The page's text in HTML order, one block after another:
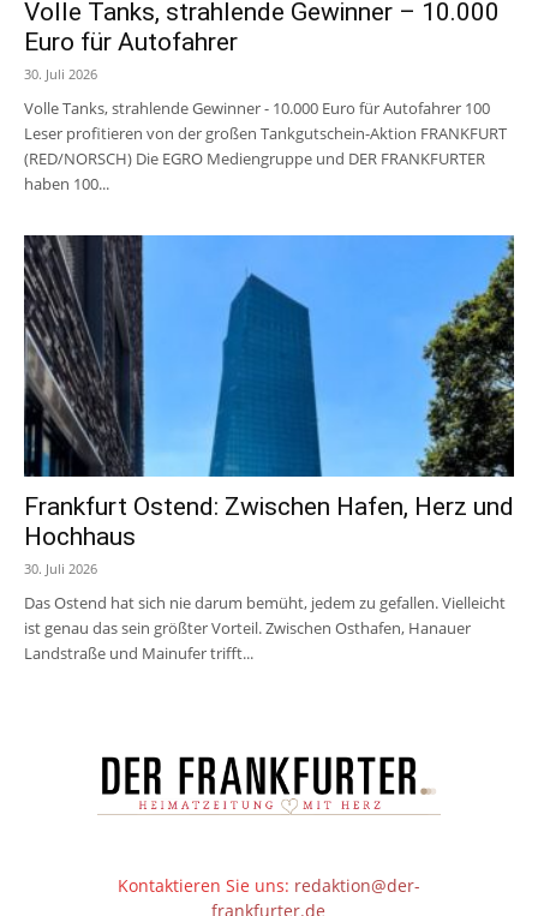
Volle Tanks, strahlende Gewinner – 10.000
Euro für Autofahrer
30. Juli 2026
Volle Tanks, strahlende Gewinner - 10.000 Euro für Autofahrer 100
Leser profitieren von der großen Tankgutschein-Aktion FRANKFURT
(RED/NORSCH) Die EGRO Mediengruppe und DER FRANKFURTER
haben 100...
Frankfurt Ostend: Zwischen Hafen, Herz und
Hochhaus
30. Juli 2026
Das Ostend hat sich nie darum bemüht, jedem zu gefallen. Vielleicht
ist genau das sein größter Vorteil. Zwischen Osthafen, Hanauer
Landstraße und Mainufer trifft...
Kontaktieren Sie uns: redaktion@der-
frankfurter.de